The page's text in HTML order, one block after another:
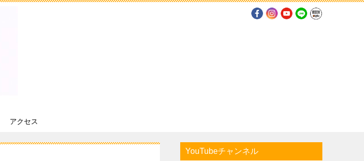
アクセス
YouTubeチャンネル